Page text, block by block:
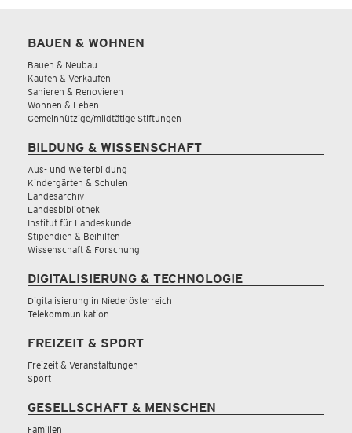
BAUEN & WOHNEN
Bauen & Neubau
Kaufen & Verkaufen
Sanieren & Renovieren
Wohnen & Leben
Gemeinnützige/mildtätige Stiftungen
BILDUNG & WISSENSCHAFT
Aus- und Weiterbildung
Kindergärten & Schulen
Landesarchiv
Landesbibliothek
Institut für Landeskunde
Stipendien & Beihilfen
Wissenschaft & Forschung
DIGITALISIERUNG & TECHNOLOGIE
Digitalisierung in Niederösterreich
Telekommunikation
FREIZEIT & SPORT
Freizeit & Veranstaltungen
Sport
GESELLSCHAFT & MENSCHEN
Familien